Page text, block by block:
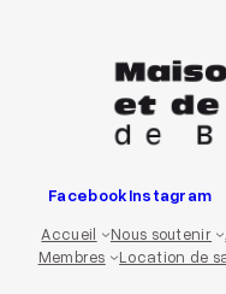
FacebookInstagram
Accueil
Nous soutenir
Membres
Location de